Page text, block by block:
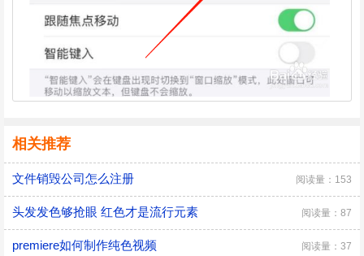
相关推荐
文件销毁公司怎么注册 阅读量：153
头发发色够抢眼 红色才是流行元素 阅读量：87
premiere如何制作纯色视频 阅读量：37